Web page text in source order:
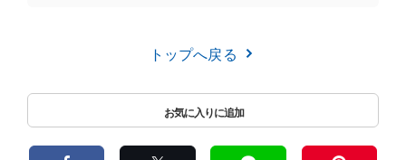
トップへ戻る